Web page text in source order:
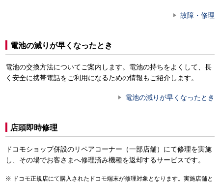
故障・修理
電池の減りが早くなったとき
電池の交換方法についてご案内します。電池の持ちをよくして、長
く安全に携帯電話をご利用になるための情報もご紹介します。
電池の減りが早くなったとき
店頭即時修理
ドコモショップ併設のリペアコーナー（一部店舗）にて修理を実施
し、その場でお客さまへ修理済み機種を返却するサービスです。
ドコモ正規店にて購入されたドコモ端末が修理対象となります。実施店舗と